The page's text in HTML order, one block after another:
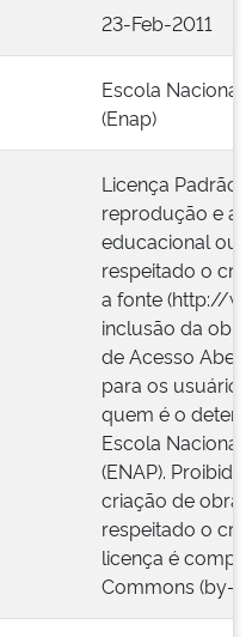
23-Feb-2011
Escola
(Enap)
Licença Padrão
reprodução e a
educacional ou
respeitado o
a fonte (http://
inclusão da
de Acesso
para os
quem é o
Escola
(ENAP).
criação de
respeitado o
licença é
Commons (by-